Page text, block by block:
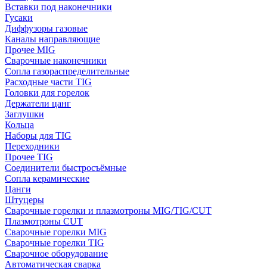
Вставки под наконечники
Гусаки
Диффузоры газовые
Каналы направляющие
Прочее MIG
Сварочные наконечники
Сопла газораспределительные
Расходные части TIG
Головки для горелок
Держатели цанг
Заглушки
Кольца
Наборы для TIG
Переходники
Прочее TIG
Соединители быстросъёмные
Сопла керамические
Цанги
Штуцеры
Сварочные горелки и плазмотроны MIG/TIG/CUT
Плазмотроны CUT
Сварочные горелки MIG
Сварочные горелки TIG
Сварочное оборудование
Автоматическая сварка